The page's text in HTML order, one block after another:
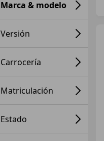
Marca & modelo
Versión
Carrocería
Matriculación
Estado